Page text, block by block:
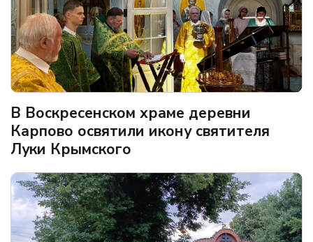
В Воскресенском храме деревни
Карпово освятили икону святителя
Луки Крымского